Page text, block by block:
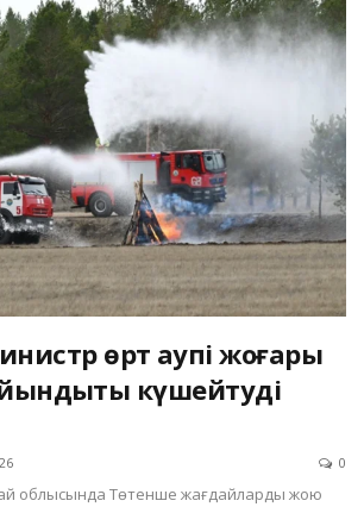
өрт қаупі жоғары
күшейтуді
0
облысында Төтенше жағдайларды жою